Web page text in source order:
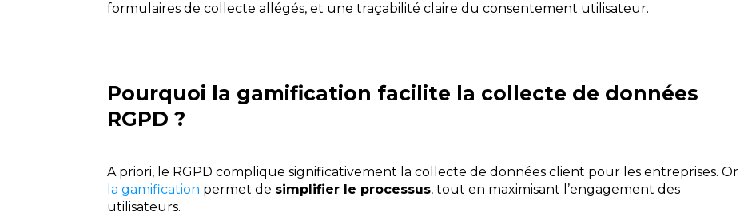
formulaires de collecte allégés, et une traçabilité claire du consentement utilisateur.
Pourquoi la gamification facilite la collecte de données
RGPD ?
A priori, le RGPD complique significativement la collecte de données client pour les entreprises. Or
la gamification permet de simplifier le processus,tout en maximisant l’engagement des
utilisateurs.